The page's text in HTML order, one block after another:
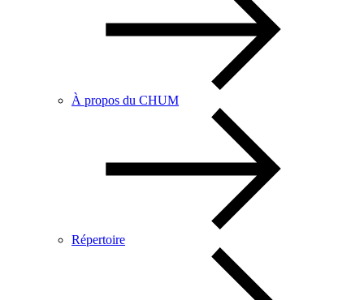
À propos du CHUM
Répertoire